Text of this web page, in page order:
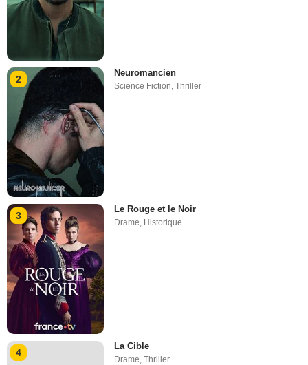
2
Neuromancien
Science Fiction,Thriller
3
Le Rouge et le Noir
Drame, Historique
4
La Cible
Drame ,Thriller